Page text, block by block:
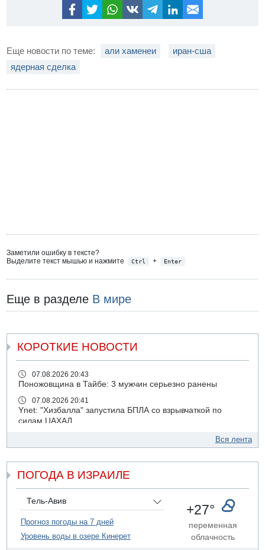
Еще новости по теме: али хаменеи
иран-сша
ядерная сделка
Заметили ошибку в тексте?
Выделите текст мышью и нажмите
Ctrl + Enter
Еще в разделе В мире
КОРОТКИЕ НОВОСТИ
07.08.2026 20:43
Поножовщина в Тайбе: 3 мужчин серьезно ранены
07.08.2026 20:41
Ynet: "Хизбалла" запустила БПЛА со взрывчаткой по
силам ЦАХАЛ
ДТП в Ашдоде: тяжело ранены двое маленьких детей
07.08.2026 19:14
Скончался водитель, врезавшийся в стену в
Иерусалиме
07.08.2026 17:57
Подозреваемый в домогательствах в хостеле - Гильбоа
Дахан
07.08.2026 17:55
Вся лента
ПОГОДА В ИЗРАИЛЕ
Тель-Авив
Прогноз погоды на 7 дней
Уровень воды в озере Кинерет
+27°
переменная
облачность